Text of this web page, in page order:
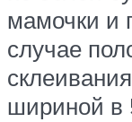
мамочки и
случае
шириной в